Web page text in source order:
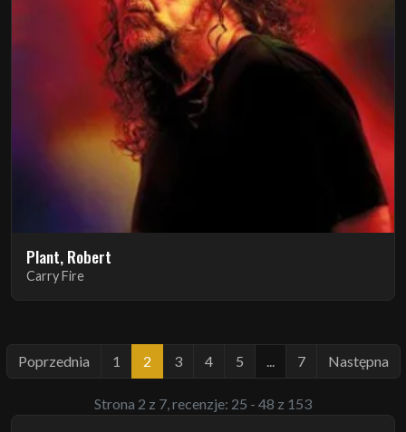
Plant, Robert
Carry Fire
Poprzednia 1 2 3 4 5 7 Następna
Strona 2 z 7, recenzje: 25 - 48 z 153